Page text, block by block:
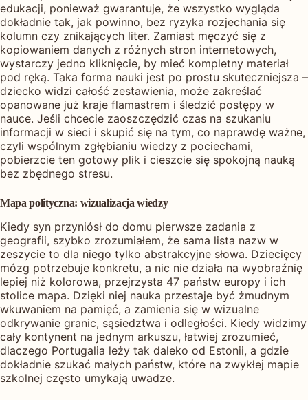
edukacji, ponieważ gwarantuje, że wszystko wygląda
dokładnie tak, jak powinno, bez ryzyka rozjechania się
kolumn czy znikających liter. Zamiast męczyć się z
kopiowaniem danych z różnych stron internetowych,
wystarczy jedno kliknięcie, by mieć kompletny materiał
pod ręką. Taka forma nauki jest po prostu skuteczniejsza –
dziecko widzi całość zestawienia, może zakreślać
opanowane już kraje flamastrem i śledzić postępy w
nauce. Jeśli chcecie zaoszczędzić czas na szukaniu
informacji w sieci i skupić się na tym, co naprawdę ważne,
czyli wspólnym zgłębianiu wiedzy z pociechami,
pobierzcie ten gotowy plik i cieszcie się spokojną nauką
bez zbędnego stresu.
Mapa polityczna: wizualizacja wiedzy
Kiedy syn przyniósł do domu pierwsze zadania z
geografii, szybko zrozumiałem, że sama lista nazw w
zeszycie to dla niego tylko abstrakcyjne słowa. Dziecięcy
mózg potrzebuje konkretu, a nic nie działa na wyobraźnię
lepiej niż kolorowa, przejrzysta 47 państw europy i ich
stolice mapa. Dzięki niej nauka przestaje być żmudnym
wkuwaniem na pamięć, a zamienia się w wizualne
odkrywanie granic, sąsiedztwa i odległości. Kiedy widzimy
cały kontynent na jednym arkuszu, łatwiej zrozumieć,
dlaczego Portugalia leży tak daleko od Estonii, a gdzie
dokładnie szukać małych państw, które na zwykłej mapie
szkolnej często umykają uwadze.